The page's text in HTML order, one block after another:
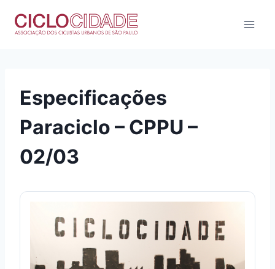
para
Especificações
Paraciclo – CPPU –
02/03